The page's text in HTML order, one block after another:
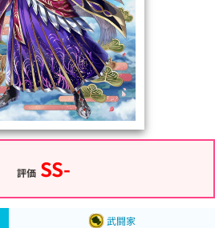
評価 SS-
武闘家